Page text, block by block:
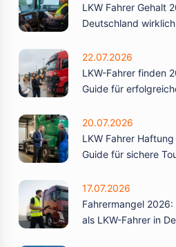
LKW Fahrer Gehalt
Deutschland
22.07.2026
LKW-Fahrer finden
Guide für
20.07.2026
LKW Fahrer
Guide für sichere
17.07.2026
Fahrermangel
als LKW-Fahrer in